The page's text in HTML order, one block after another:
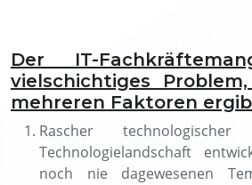
Der IT-
vielschichtiges
mehreren Faktoren
Rascher
Technologielandschaft
noch nie dagewesenen